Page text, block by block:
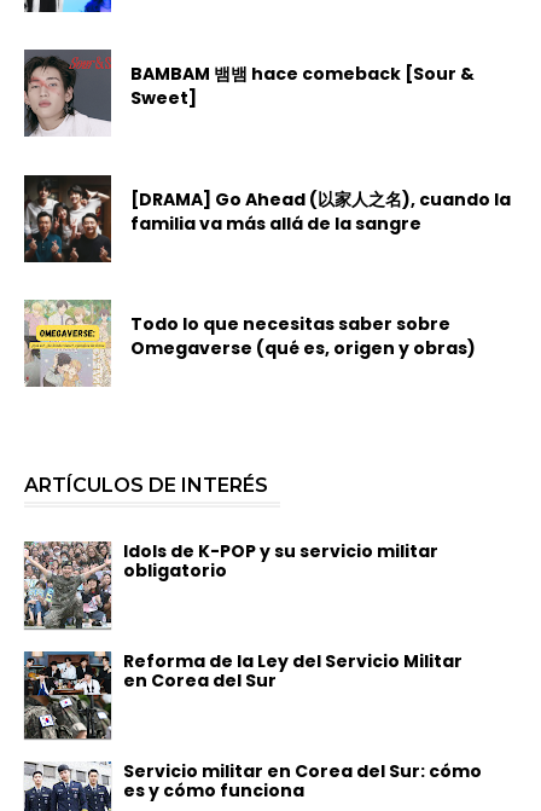
BAMBAM 뱀뱀 hace comeback [Sour &
Sweet]
[DRAMA] Go Ahead (以家人之名), cuando la
familia va más allá de la sangre
Todo lo que necesitas saber sobre
Omegaverse (qué es, origen y obras)
ARTÍCULOS DE INTERÉS
Idols de K-POP y su servicio militar
obligatorio
Reforma de la Ley del Servicio Militar
en Corea del Sur
Servicio militar en Corea del Sur: cómo
es y cómo funciona